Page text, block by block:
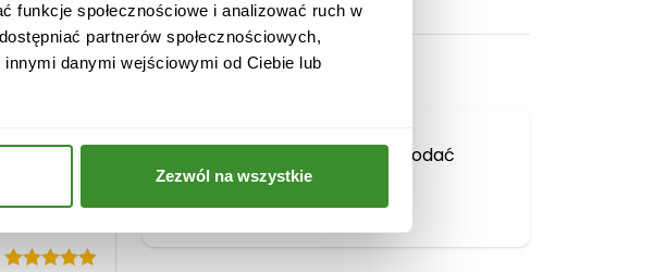
funkcje społecznościowe i analizować ruch w
partnerów społecznościowych,
danymi wejściowymi od Ciebie lub
Zezwól na wszystkie
, aby dodać
opinię.